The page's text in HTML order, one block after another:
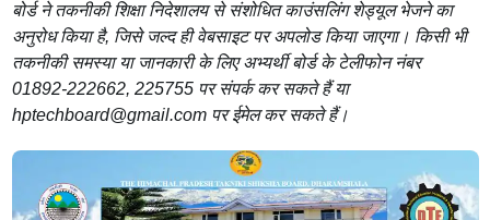
बोर्ड ने तकनीकी शिक्षा निदेशालय से संशोधित काउंसलिंग शेड्यूल भेजने का
अनुरोध किया है, जिसे जल्द ही वेबसाइट पर अपलोड किया जाएगा। किसी भी
तकनीकी समस्या या जानकारी के लिए अभ्यर्थी बोर्ड के टेलीफोन नंबर
01892-222662, 225755 पर संपर्क कर सकते हैं या
hptechboard@gmail.com पर ईमेल कर सकते हैं।